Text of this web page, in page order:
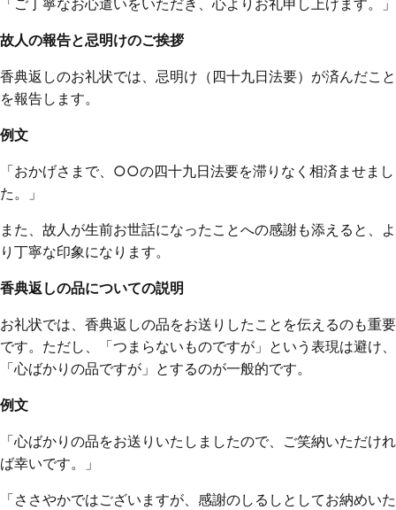
「ご丁寧なお心遣いをいただき、心よりお礼申し上げます。」
故人の報告と忌明けのご挨拶
香典返しのお礼状では、忌明け（四十九日法要）が済んだこと
を報告します。
例文
「おかげさまで、○○の四十九日法要を滞りなく相済ませまし
た。」
また、故人が生前お世話になったことへの感謝も添えると、よ
り丁寧な印象になります。
香典返しの品についての説明
お礼状では、香典返しの品をお送りしたことを伝えるのも重要
です。ただし、「つまらないものですが」という表現は避け、
「心ばかりの品ですが」とするのが一般的です。
例文
「心ばかりの品をお送りいたしましたので、ご笑納いただけれ
ば幸いです。」
「ささやかではございますが、感謝のしるしとしてお納めいた